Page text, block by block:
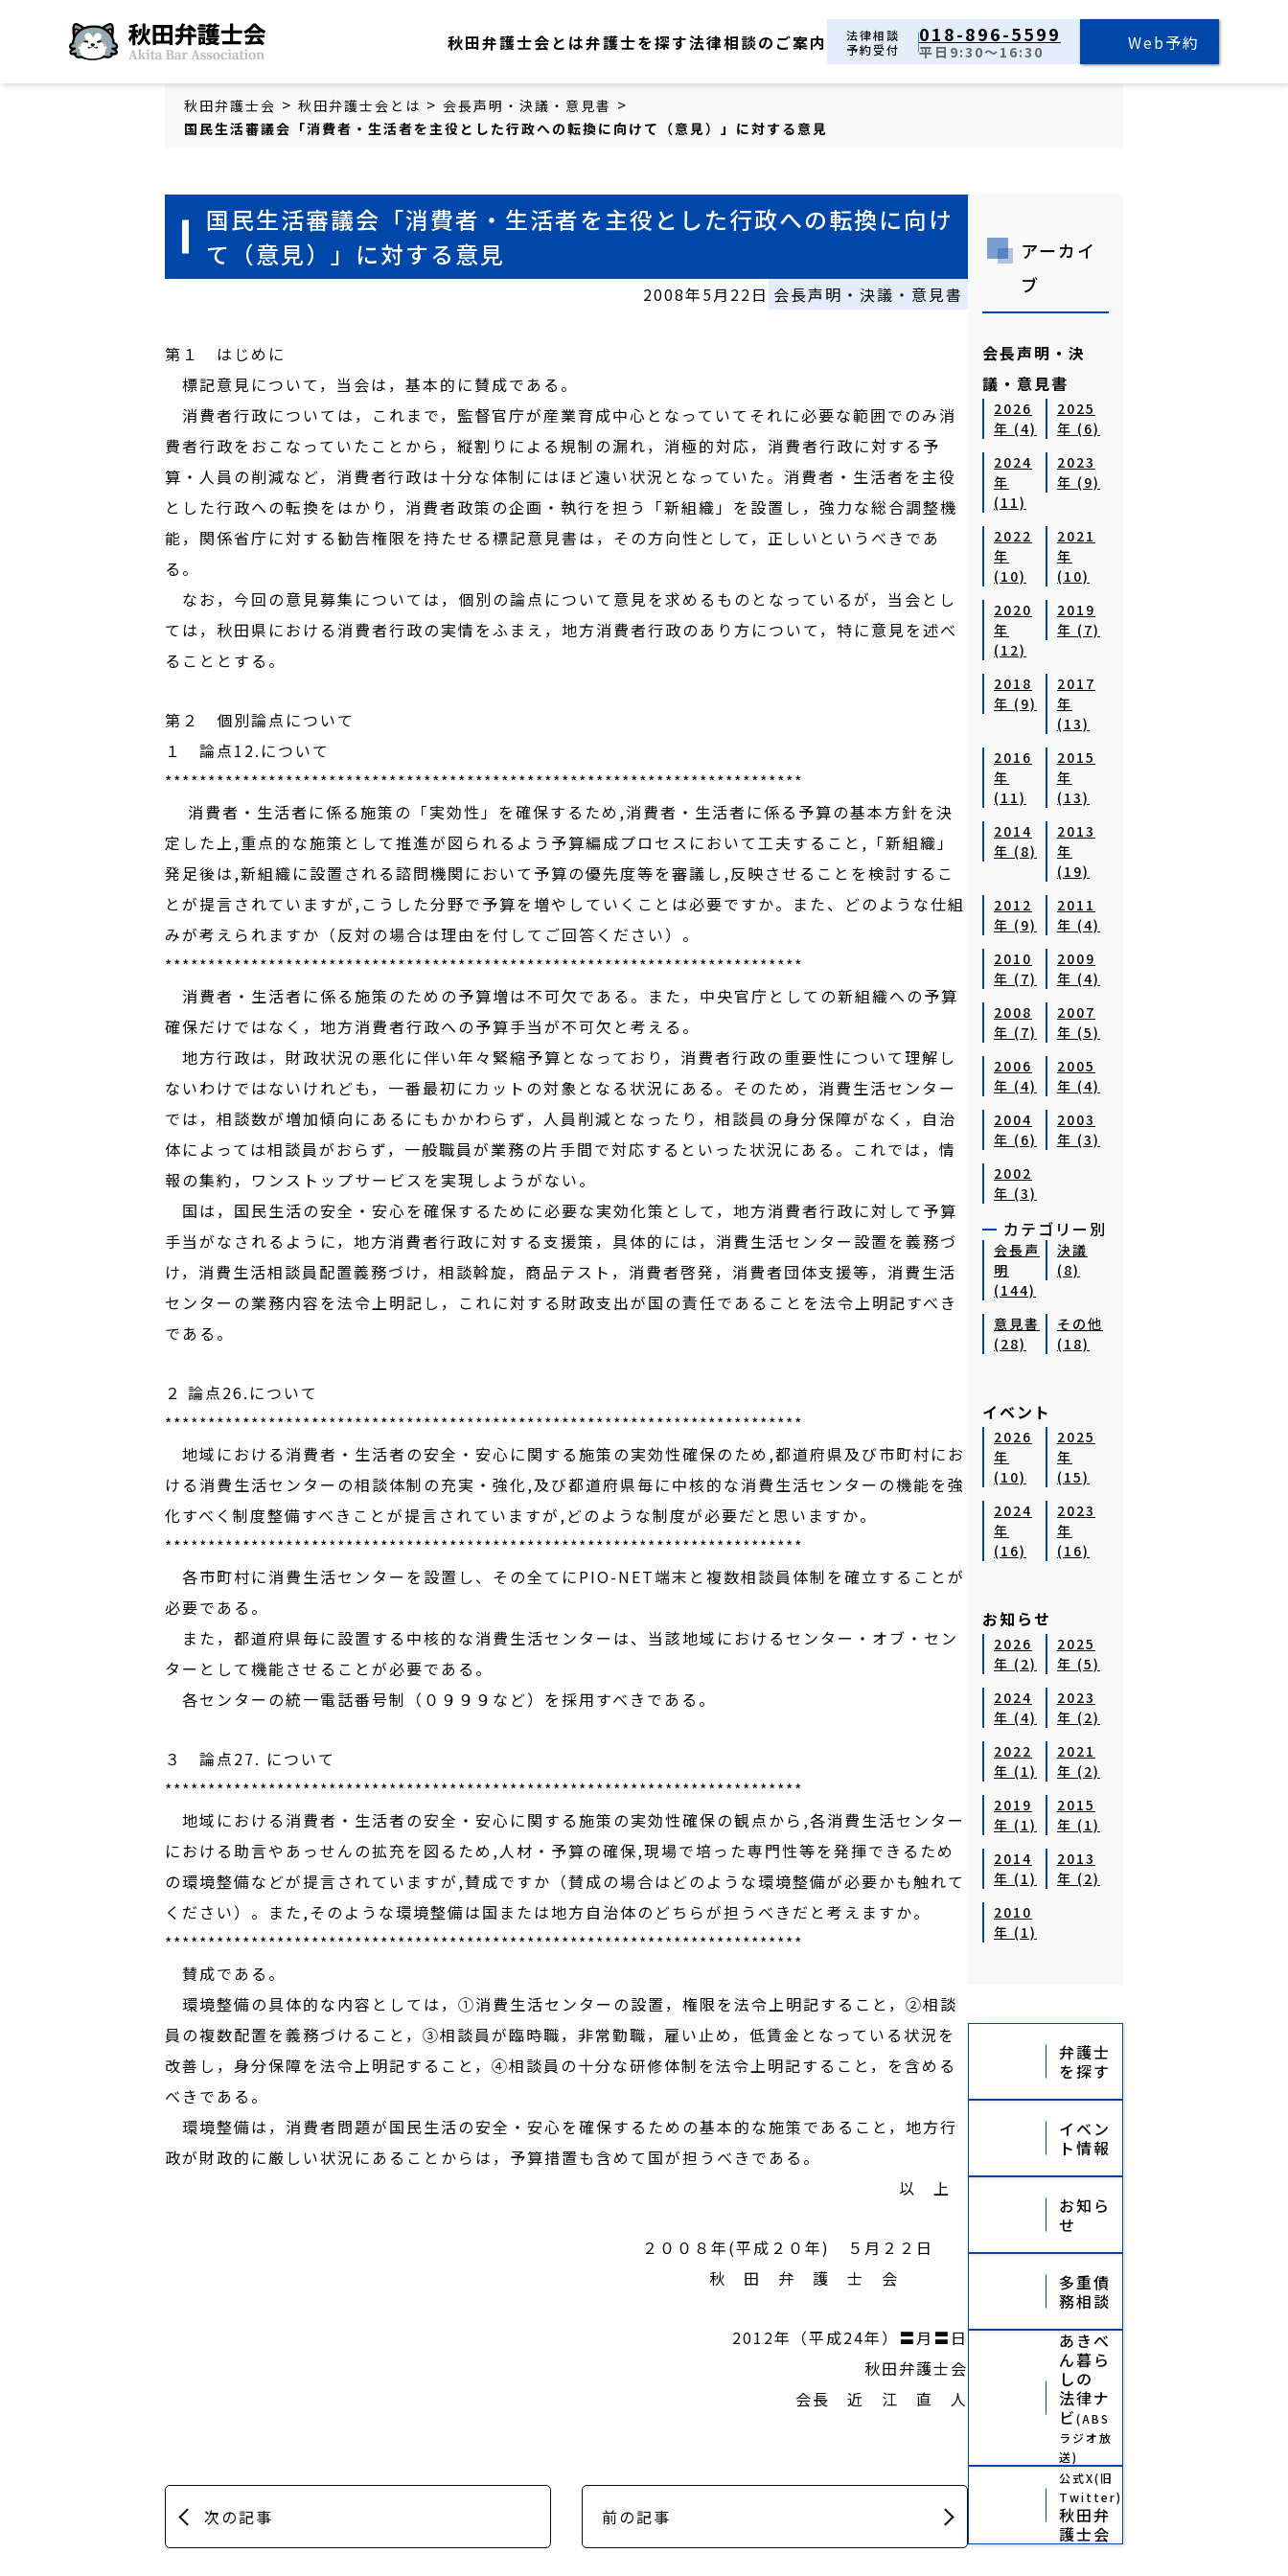
秋田弁護士会 秋田弁護士会とは弁護士を探す法律相談のご案内
法律相談
予約受付
018-896-5599
平日9:30～16:30 Web予約
秋田弁護士会 > 秋田弁護士会とは > 会長声明・決議・意見書 >
国民生活審議会「消費者・生活者を主役とした行政への転換に向けて（意見）」に対する意見
国民生活審議会「消費者・生活者を主役とした行政への転換に向け
て（意見）」に対する意見
2008年5月22日 会長声明・決議・意見書
第１ はじめに
標記意見について，当会は，基本的に賛成である。
消費者行政については，これまで，監督官庁が産業育成中心となっていてそれに必要な範囲でのみ消
費者行政をおこなっていたことから，縦割りによる規制の漏れ，消極的対応，消費者行政に対する予
算・人員の削減など，消費者行政は十分な体制にはほど遠い状況となっていた。消費者・生活者を主役
とした行政への転換をはかり，消費者政策の企画・執行を担う「新組織」を設置し，強力な総合調整機
能，関係省庁に対する勧告権限を持たせる標記意見書は，その方向性として，正しいというべきであ
る。
なお，今回の意見募集については，個別の論点について意見を求めるものとなっているが，当会とし
ては，秋田県における消費者行政の実情をふまえ，地方消費者行政のあり方について，特に意見を述べ
ることとする。
第２ 個別論点について
１ 論点12.について
**************************************************************************
消費者・生活者に係る施策の「実効性」を確保するため,消費者・生活者に係る予算の基本方針を決
定した上,重点的な施策として推進が図られるよう予算編成プロセスにおいて工夫すること,「新組織」
発足後は,新組織に設置される諮問機関において予算の優先度等を審議し,反映させることを検討するこ
とが提言されていますが,こうした分野で予算を増やしていくことは必要ですか。また、どのような仕組
みが考えられますか（反対の場合は理由を付してご回答ください）。
**************************************************************************
消費者・生活者に係る施策のための予算増は不可欠である。また，中央官庁としての新組織への予算
確保だけではなく，地方消費者行政への予算手当が不可欠と考える。
地方行政は，財政状況の悪化に伴い年々緊縮予算となっており，消費者行政の重要性について理解し
ないわけではないけれども，一番最初にカットの対象となる状況にある。そのため，消費生活センター
では，相談数が増加傾向にあるにもかかわらず，人員削減となったり，相談員の身分保障がなく，自治
体によっては相談員がおらず，一般職員が業務の片手間で対応するといった状況にある。これでは，情
報の集約，ワンストップサービスを実現しようがない。
国は，国民生活の安全・安心を確保するために必要な実効化策として，地方消費者行政に対して予算
手当がなされるように，地方消費者行政に対する支援策，具体的には，消費生活センター設置を義務づ
け，消費生活相談員配置義務づけ，相談斡旋，商品テスト，消費者啓発，消費者団体支援等，消費生活
センターの業務内容を法令上明記し，これに対する財政支出が国の責任であることを法令上明記すべき
である。
２ 論点26.について
**************************************************************************
地域における消費者・生活者の安全・安心に関する施策の実効性確保のため,都道府県及び市町村にお
ける消費生活センターの相談体制の充実・強化,及び都道府県毎に中核的な消費生活センターの機能を強
化すべく制度整備すべきことが提言されていますが,どのような制度が必要だと思いますか。
**************************************************************************
各市町村に消費生活センターを設置し、その全てにPIO-NET端末と複数相談員体制を確立することが
必要である。
また，都道府県毎に設置する中核的な消費生活センターは、当該地域におけるセンター・オブ・セン
ターとして機能させることが必要である。
各センターの統一電話番号制（０９９９など）を採用すべきである。
３ 論点27. について
**************************************************************************
地域における消費者・生活者の安全・安心に関する施策の実効性確保の観点から,各消費生活センター
における助言やあっせんの拡充を図るため,人材・予算の確保,現場で培った専門性等を発揮できるため
の環境整備などが提言されていますが,賛成ですか（賛成の場合はどのような環境整備が必要かも触れて
ください）。また,そのような環境整備は国または地方自治体のどちらが担うべきだと考えますか。
**************************************************************************
賛成である。
環境整備の具体的な内容としては，①消費生活センターの設置，権限を法令上明記すること，②相談
員の複数配置を義務づけること，③相談員が臨時職，非常勤職，雇い止め，低賃金となっている状況を
改善し，身分保障を法令上明記すること，④相談員の十分な研修体制を法令上明記すること，を含める
べきである。
環境整備は，消費者問題が国民生活の安全・安心を確保するための基本的な施策であること，地方行
政が財政的に厳しい状況にあることからは，予算措置も含めて国が担うべきである。
以 上
２００８年(平成２０年) ５月２２日
秋 田 弁 護 士 会
2012年（平成24年）〓月〓日
秋田弁護士会
会長 近 江 直 人
次の記事 前の記事
アーカイ
ブ
会長声明・決
議・意見書
2026
年 (4)
2025
年 (6)
2024
年
(11)
2023
年 (9)
2022
年
(10)
2021
年
(10)
2020
年
(12)
2019
年 (7)
2018
年 (9)
2017
年
(13)
2016
年
(11)
2015
年
(13)
2014
年 (8)
2013
年
(19)
2012
年 (9)
2011
年 (4)
2010
年 (7)
2009
年 (4)
2008
年 (7)
2007
年 (5)
2006
年 (4)
2005
年 (4)
2004
年 (6)
2003
年 (3)
2002
年 (3)
カテゴリー別
会長声
明
(144)
決議
(8)
意見書
(28)
その他
(18)
イベント
2026
年
(10)
2025
年
(15)
2024
年
(16)
2023
年
(16)
お知らせ
2026
年 (2)
2025
年 (5)
2024
年 (4)
2023
年 (2)
2022
年 (1)
2021
年 (2)
2019
年 (1)
2015
年 (1)
2014
年 (1)
2013
年 (2)
2010
年 (1)
弁護士
を探す
イベン
ト情報
お知ら
せ
多重債
務相談
あきべ
ん暮ら
しの
法律ナ
ビ(ABS
ラジオ放
送)
公式X(旧
Twitter)
秋田弁
護士会